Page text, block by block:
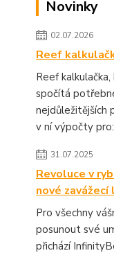
Novinky
02.07.2026
Reef
Reef
spočítá
nejdůležitějších
v ní výpočty
31.07.2025
Revoluce v
nové
Pro všechny
posunout své
přichází